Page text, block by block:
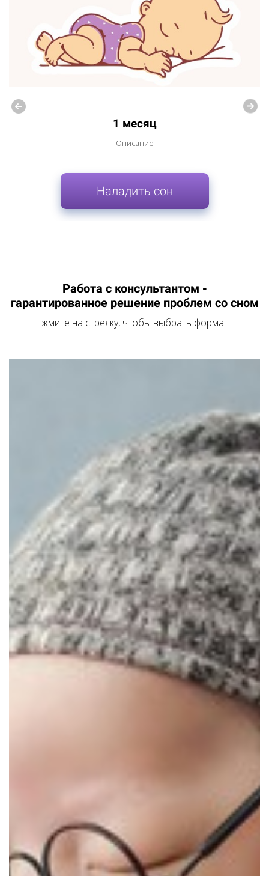
1 месяц
Описание
Наладить сон
Работа с консультантом -
гарантированное решение проблем со сном
жмите на стрелку, чтобы выбрать формат